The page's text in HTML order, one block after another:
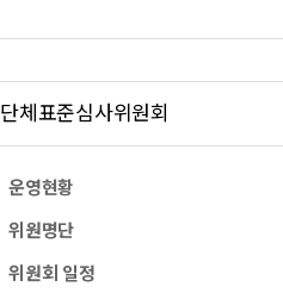
단체표준심사위원회
운영현황
위원명단
위원회 일정